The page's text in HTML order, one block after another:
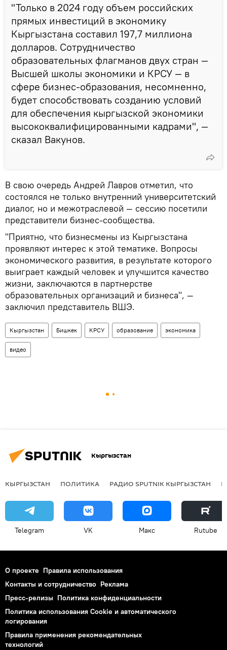
"Только в 2024 году объем российских
прямых инвестиций в экономику
Кыргызстана составил 197,7 миллиона
долларов. Сотрудничество
образовательных флагманов двух стран —
Высшей школы экономики и КРСУ — в
сфере бизнес-образования, несомненно,
будет способствовать созданию условий
для обеспечения кыргызской экономики
высококвалифицированными кадрами", —
сказал Вакунов.
В свою очередь Андрей Лавров отметил, что
состоялся не только внутренний университетский
диалог, но и межотраслевой — сессию посетили
представители бизнес-сообщества.
"Приятно, что бизнесмены из Кыргызстана
проявляют интерес к этой тематике. Вопросы
экономического развития, в результате которого
выиграет каждый человек и улучшится качество
жизни, заключаются в партнерстве
образовательных организаций и бизнеса", —
заключил представитель ВШЭ.
Кыргызстан Бишкек КРСУ образование экономика
видео
Кыргызстан
КЫРГЫЗСТАН ПОЛИТИКА РАДИО SPUTNIK КЫРГЫЗСТАН
Telegram VK Макс Rutube
О проекте Правила использования
Контакты и сотрудничество Реклама
Пресс-релизы Политика конфиденциальности
Политика использования Cookie и автоматического
логирования
Правила применения рекомендательных
технологий